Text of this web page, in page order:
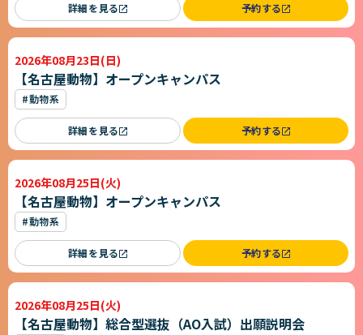
詳細を見る 予約する
2026年08月23日(日)
【名古屋動物】オープンキャンパス
#動物系
詳細を見る 予約する
2026年08月25日(火)
【名古屋動物】オープンキャンパス
#動物系
詳細を見る 予約する
2026年08月25日(火)
【名古屋動物】総合型選抜（AO入試）出願説明会